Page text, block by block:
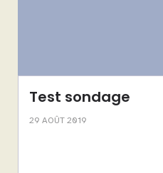
Test sondage
29 AOÛT 2019